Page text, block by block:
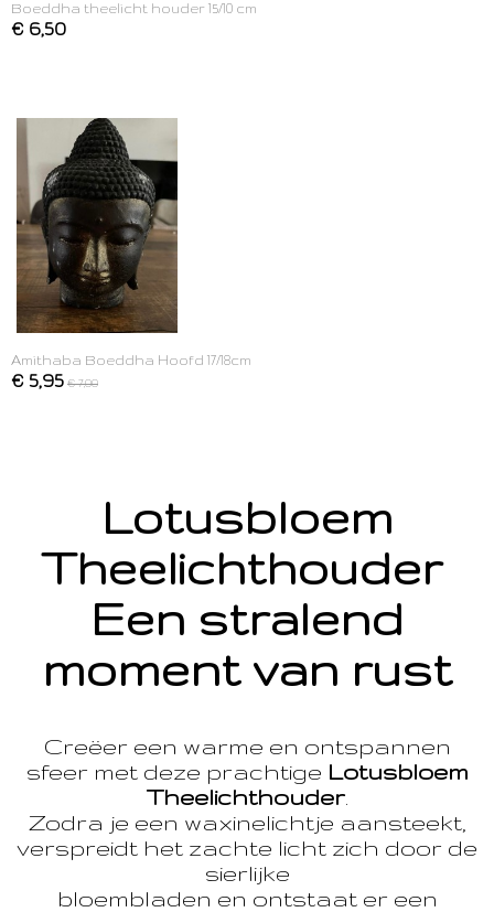
Boeddha theelicht houder 15/10 cm
€ 6,50
Amithaba Boeddha Hoofd 17/18cm
€ 5,95 € 7,00
Lotusbloem
Theelichthouder
Een stralend
moment van rust
Creëer een warme en ontspannen
sfeer met deze prachtige Lotusbloem
Theelichthouder.
Zodra je een waxinelichtje aansteekt,
verspreidt het zachte licht zich door de
sierlijke
bloembladen en ontstaat er een